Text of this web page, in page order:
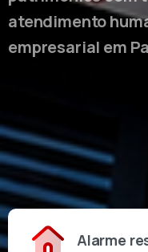
atendimento
empresarial em
Alarme